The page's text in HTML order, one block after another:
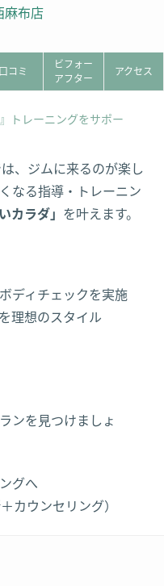
布店
口コミ
ビフォー
アフター
アクセス
トレーニングをサポー
、ジムに来るのが楽し
なる指導・トレーニン
カラダ」 を叶えます。
ディチェックを実施
理想のスタイル
ンを見つけましょ
グへ
カウンセリング）